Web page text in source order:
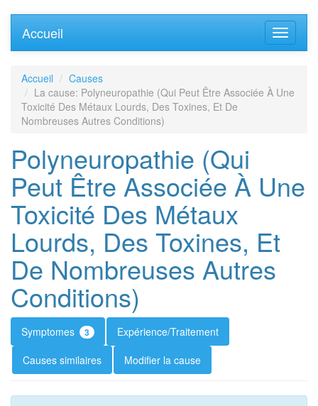
Accueil
Accueil
Causes
La cause: Polyneuropathie (Qui Peut Être Associée À Une
Toxicité Des Métaux Lourds, Des Toxines, Et De
Nombreuses Autres Conditions)
Polyneuropathie (Qui
Peut Être Associée À Une
Toxicité Des Métaux
Lourds, Des Toxines, Et
De Nombreuses Autres
Conditions)
Symptomes 3
Expérience/Traitement
Causes similaires
Modifier la cause